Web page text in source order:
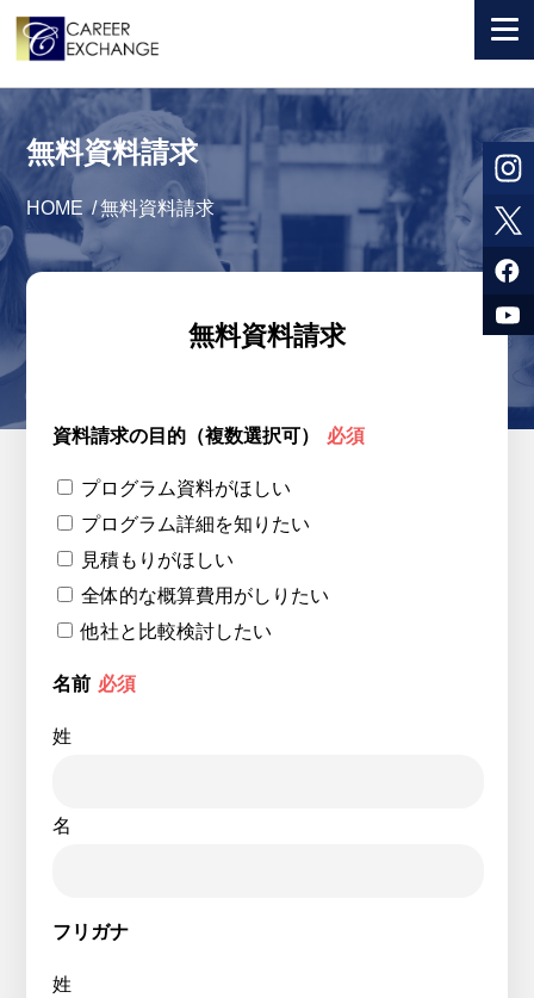
+ 国から選ぶ
+ 目的から選ぶ
求人検索
参加者体験談
+ 会社情報
カウンセラー募集
無料資料請求
HOME /無料資料請求
無料資料請求
資料請求の目的（複数選択可） 必須
プログラム資料がほしい
プログラム詳細を知りたい
見積もりがほしい
全体的な概算費用がしりたい
他社と比較検討したい
名前 必須
姓
名
フリガナ
姓